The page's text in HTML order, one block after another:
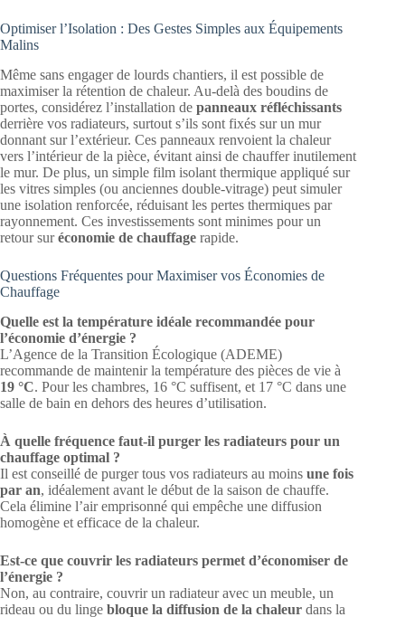
Optimiser l’Isolation : Des Gestes Simples aux Équipements
Malins
Même sans engager de lourds chantiers, il est possible de
maximiser la rétention de chaleur. Au-delà des boudins de
portes, considérez l’installation de panneaux réfléchissants
derrière vos radiateurs, surtout s’ils sont fixés sur un mur
donnant sur l’extérieur. Ces panneaux renvoient la chaleur
vers l’intérieur de la pièce, évitant ainsi de chauffer inutilement
le mur. De plus, un simple film isolant thermique appliqué sur
les vitres simples (ou anciennes double-vitrage) peut simuler
une isolation renforcée, réduisant les pertes thermiques par
rayonnement. Ces investissements sont minimes pour un
retour suréconomie de chauffage rapide.
Questions Fréquentes pour Maximiser vos Économies de
Chauffage
Quelle est la température idéale recommandée pour
l’économie d’énergie ?
L’Agence de la Transition Écologique (ADEME)
recommande de maintenir la température des pièces de vie à
19 °C. Pour les chambres, 16 °C suffisent, et 17 °C dans une
salle de bain en dehors des heures d’utilisation.
À quelle fréquence faut-il purger les radiateurs pour un
chauffage optimal ?
Il est conseillé de purger tous vos radiateurs au moins une fois
par an, idéalement avant le début de la saison de chauffe.
Cela élimine l’air emprisonné qui empêche une diffusion
homogène et efficace de la chaleur.
Est-ce que couvrir les radiateurs permet d’économiser de
l’énergie ?
Non, au contraire, couvrir un radiateur avec un meuble, un
rideau ou du linge bloque la diffusion de la chaleur dans la